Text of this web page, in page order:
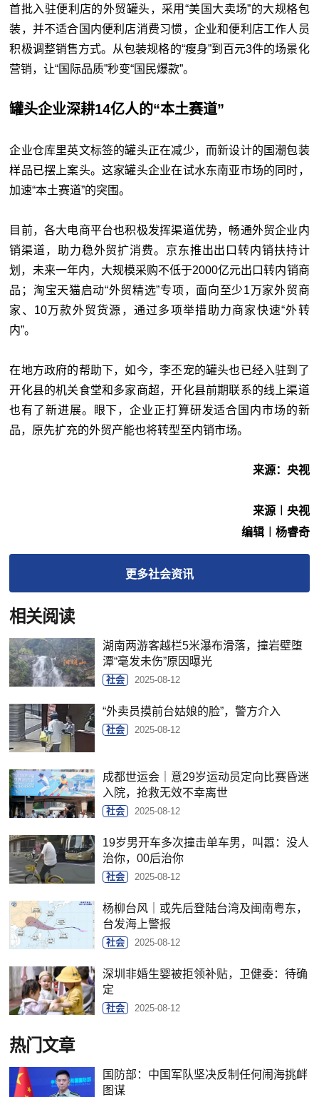
首批入驻便利店的外贸罐头，采用“美国大卖场”的大规格包
装，并不适合国内便利店消费习惯，企业和便利店工作人员
积极调整销售方式。从包装规格的“瘦身”到百元3件的场景化
营销，让“国际品质”秒变“国民爆款”。
罐头企业深耕14亿人的“本土赛道”
企业仓库里英文标签的罐头正在减少，而新设计的国潮包装
样品已摆上案头。这家罐头企业在试水东南亚市场的同时，
加速“本土赛道”的突围。
目前，各大电商平台也积极发挥渠道优势，畅通外贸企业内
销渠道，助力稳外贸扩消费。京东推出出口转内销扶持计
划，未来一年内，大规模采购不低于2000亿元出口转内销商
品；淘宝天猫启动“外贸精选”专项，面向至少1万家外贸商
家、10万款外贸货源，通过多项举措助力商家快速“外转
内”。
在地方政府的帮助下，如今，李丕宠的罐头也已经入驻到了
开化县的机关食堂和多家商超，开化县前期联系的线上渠道
也有了新进展。眼下，企业正打算研发适合国内市场的新
品，原先扩充的外贸产能也将转型至内销市场。
来源：央视
来源︱央视
编辑︱杨睿奇
更多社会资讯
相关阅读
湖南两游客越栏5米瀑布滑落，撞岩壁堕
潭“毫发未伤”原因曝光
社会 2025-08-12
“外卖员摸前台姑娘的脸”，警方介入
社会 2025-08-12
成都世运会｜意29岁运动员定向比赛昏迷
入院，抢救无效不幸离世
社会 2025-08-12
19岁男开车多次撞击单车男，叫嚣：没人
治你，00后治你
社会 2025-08-12
杨柳台风｜或先后登陆台湾及闽南粤东，
台发海上警报
社会 2025-08-12
深圳非婚生婴被拒领补贴，卫健委：待确
定
社会 2025-08-12
热门文章
国防部：中国军队坚决反制任何闹海挑衅
图谋